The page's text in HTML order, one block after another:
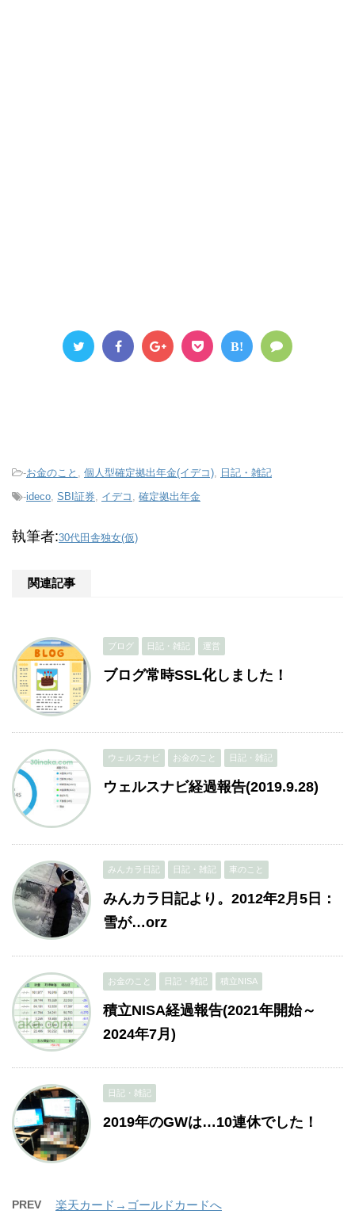
B!
-お金のこと , 個人型確定拠出年金(イデコ), 日記・雑記
-ideco, SBI証券, イデコ , 確定拠出年金
執筆者:30代田舎独女(仮)
関連記事
ブログ 日記・雑記 運営
ブログ常時SSL化しました！
ウェルスナビ お金のこと 日記・雑記
ウェルスナビ経過報告(2019.9.28)
みんカラ日記 日記・雑記 車のこと
みんカラ日記より。2012年2月5日：
雪が…orz
お金のこと 日記・雑記 積立NISA
積立NISA経過報告(2021年開始～
2024年7月)
日記・雑記
2019年のGWは…10連休でした！
PREV 楽天カード→ゴールドカードへ